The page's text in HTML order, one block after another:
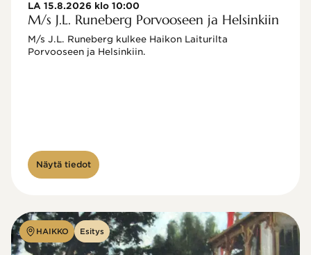
LA 15.8.2026 klo 10:00
M/s J.L. Runeberg Porvooseen ja Helsinkiin
M/s J.L. Runeberg kulkee Haikon Laiturilta
Porvooseen ja Helsinkiin.
Näytä tiedot
HAIKKO Esitys